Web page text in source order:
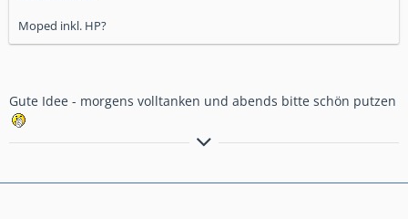
Moped inkl. HP?
Gute Idee - morgens volltanken und abends bitte schön putzen
Grüßle Barney